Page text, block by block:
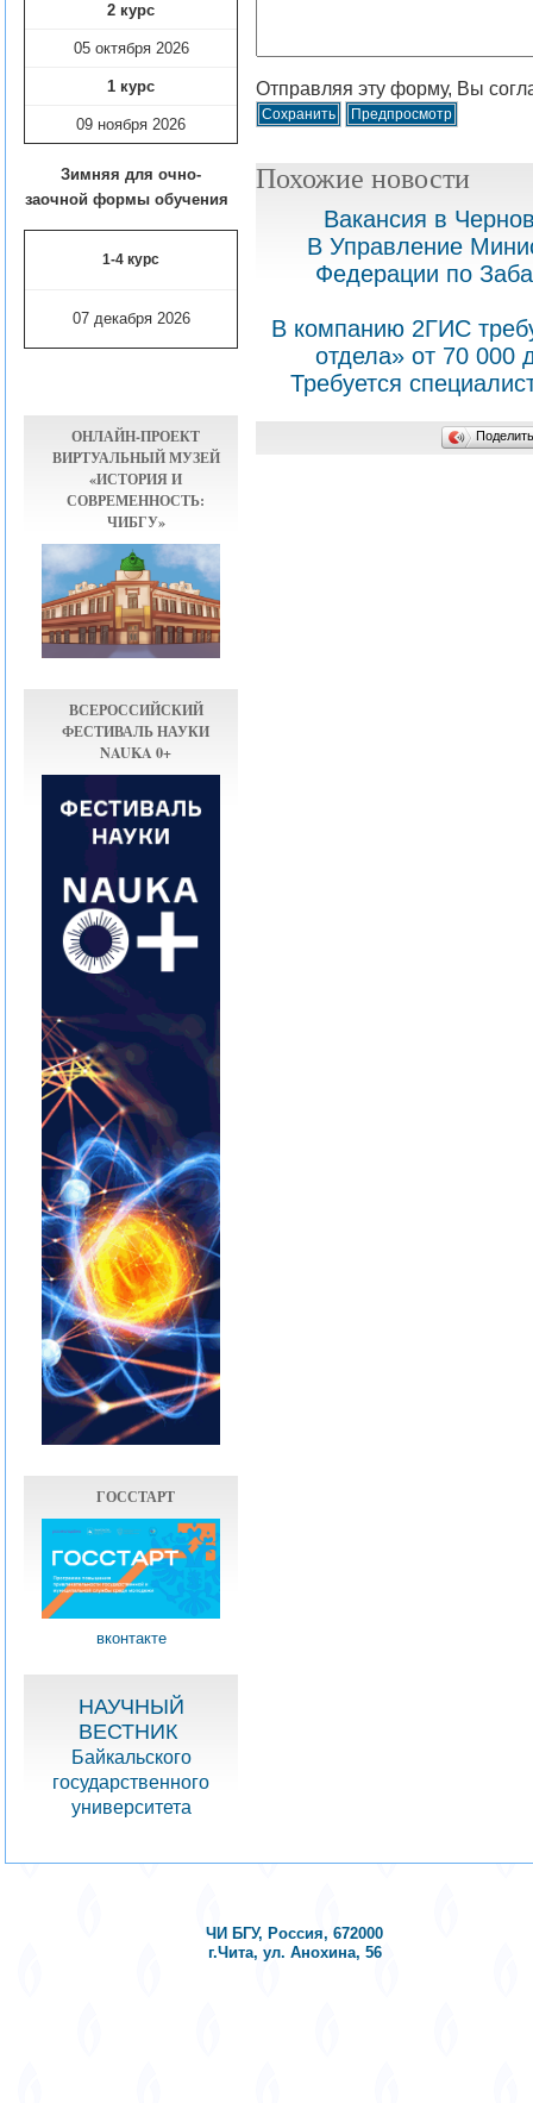
2 курс
05 октября 2026
1 курс
09 ноября 2026
Зимняя для очно-
заочной формы обучения
1-4 курс
07 декабря 2026
ОНЛАЙН-ПРОЕКТ
ВИРТУАЛЬНЫЙ МУЗЕЙ
«ИСТОРИЯ И
СОВРЕМЕННОСТЬ:
ЧИБГУ»
ВСЕРОССИЙСКИЙ
ФЕСТИВАЛЬ НАУКИ
NAUKA 0+
ГОССТАРТ
вконтакте
НАУЧНЫЙ
ВЕСТНИК
Байкальского
государственного
университета
Отправляя эту форму, Вы
Похожие новости
Вакансия в
В Управление
Федерации по
В компанию 2ГИС
отдела» от 70 000
Требуется
ЧИ БГУ, Россия, 672000
г.Чита, ул. Анохина, 56